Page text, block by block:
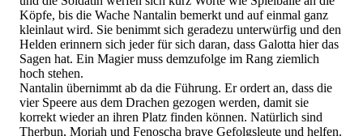
Köpfe, bis die Wache Nantalin bemerkt und auf einmal ganz
kleinlaut wird. Sie benimmt sich geradezu unterwürfig und den
Helden erinnern sich jeder für sich daran, dass Galotta hier das
Sagen hat. Ein Magier muss demzufolge im Rang ziemlich
hoch stehen.
Nantalin übernimmt ab da die Führung. Er ordert an, dass die
vier Speere aus dem Drachen gezogen werden, damit sie
korrekt wieder an ihren Platz finden können. Natürlich sind
Therbun, Moriah und Fenoscha brave Gefolgsleute und helfen.